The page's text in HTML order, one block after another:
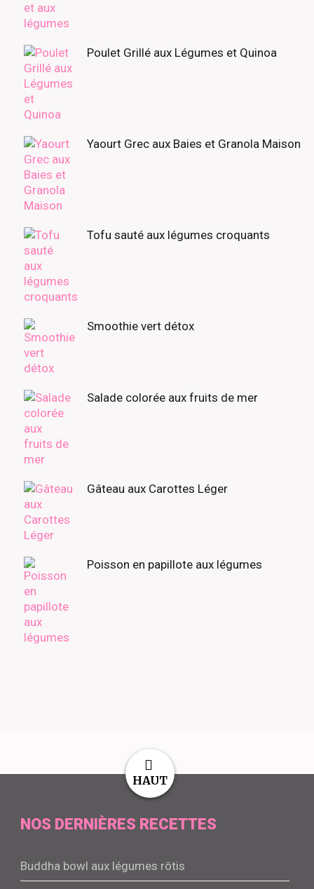
Poulet Grillé aux Légumes et Quinoa
Yaourt Grec aux Baies et Granola Maison
Tofu sauté aux légumes croquants
Smoothie vert détox
Salade colorée aux fruits de mer
Gâteau aux Carottes Léger
Poisson en papillote aux légumes
NOS DERNIÈRES RECETTES
Buddha bowl aux légumes rôtis
HAUT